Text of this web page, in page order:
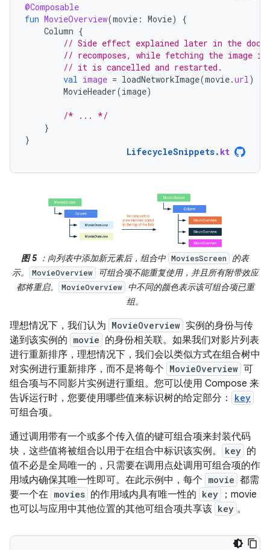
@Composable
fun MovieOverview(movie : Movie)
{
Column {
// Side effect explained later in the docs.
// recomposes, while fetching the image
// it is cancelled and restarted.
val image = loadNetworkImage(movie.url)
MovieHeader(image)
/* ... */
}
}
LifecycleSnippets. kt
图 5 ：向列表中添加新元素后，组合中 MoviesScreen
的表
示。
MovieOverview
可组合项不能重复使用，并且所有附带效应
都将重启。
MovieOverview
中不同的颜色表示该可组合项已重
组。
理想情况下，我们认为 MovieOverview 实例的身份与传
递到该实例的 movie 的身份相关联。如果我们对影片列表
进行重新排序，理想情况下，我们会以类似方式在组合树中
对实例进行重新排序，而不是将每个 MovieOverview 可
组合项与不同影片实例进行重组。您可以使用 Compose 来
告诉运行时，您要使用哪些值来标识树的给定部分：
key
可组合项。
通过调用带有一个或多个传入值的键可组合项来封装代码
块，这些值将被组合以用于在组合中标识该实例。
key 的
值不必是全局唯一的，只需要在调用点处调用可组合项的作
用域内确保其唯一性即可。 在此示例中，每个 movie 都需
要一个在 movies 的作用域内具有唯一性的 key
；movie
也可以与应用中其他位置的其他可组合项共享该 key 。